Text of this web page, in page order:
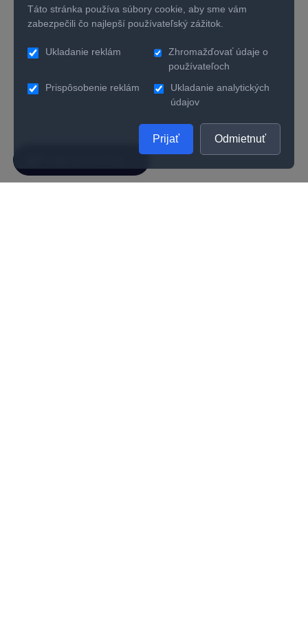
Táto stránka používa súbory cookie, aby sme vám
zabezpečili čo najlepší používateľský zážitok.
Ukladanie reklám
Zhromažďovať údaje o
používateľoch
Prispôsobenie reklám
Ukladanie analytických
údajov
Prijať Odmietnuť